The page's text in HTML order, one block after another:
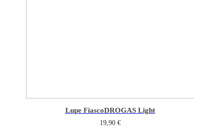
Lupe FiascoDROGAS Light
19,90 €